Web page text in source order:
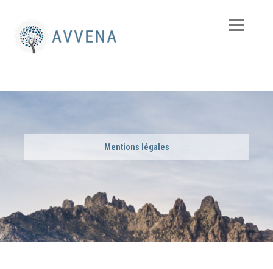
Mentions légales